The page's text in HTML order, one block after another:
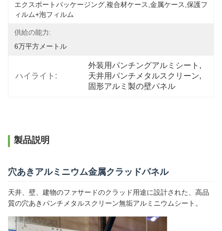
エクスポートパッケージング,複合材ケース,金属ケース,保護フ
ィルム+泡フィルム
供給の能力:
6万平方メートル
ハイライト:
外装用パンチングアルミシート ,
天井用パンチメタルスクリーン,
固形アルミ製の壁パネル
製品説明
穴あきアルミニウム金属クラッドパネル
天井、壁、建物のファサードのクラッド用途に設計された、高品
質の穴あきパンチメタルスクリーン無垢アルミニウムシート。